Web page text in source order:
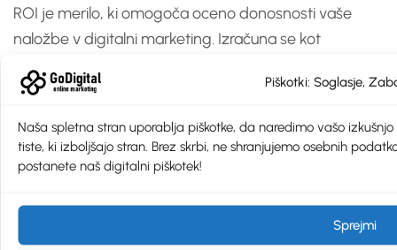
Piškotki: Soglasje,
Naša spletna stran uporablja piškotke, da naredimo vašo
tiste, ki izboljšajo stran. Brez skrbi, ne shranjujemo osebnih
postanete naš digitalni piškotek!
Sprejmi
ROI je merilo, ki omogoča oceno donosnosti vaše
naložbe v digitalni marketing. Izračuna se kot
stroški te kampanje, izraženimi v odstotkih ali
donosno naložbo, medtem ko negativna vrednost
kaže na izgubo.
Ključni elementi primerjave stroškov in donosnosti